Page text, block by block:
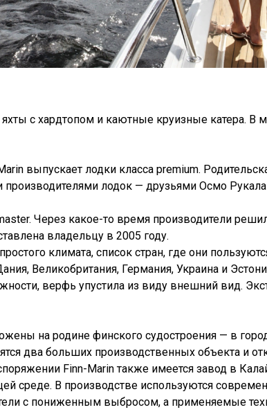
с хардтопом и каютные круизные катера.
выпускает лодки класса premium.
лодок — друзьями Осмо Рукала
Через какое-то время производители
владельцу в 2005 году.
климата, список стран, где они
Великобритания, Германия, Украина и
верфь упустила из виду внешний вид.
на родине финского судостроения — в
два больших производственных объекта и
Finn-Marin также имеется завод в
среде. В производстве используются
с пониженным выбросом, а применяемые